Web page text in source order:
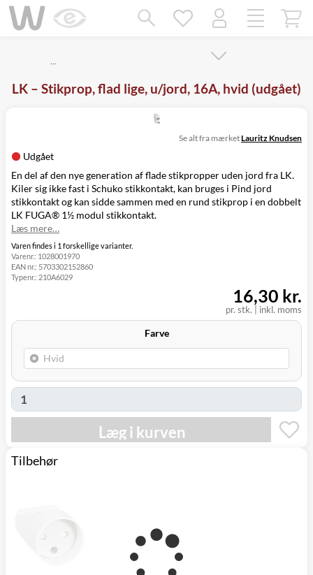
…
LK – Stikprop, flad lige, u/jord, 16A, hvid (udgået)
Udgået
Se alt fra mærketLauritz Knudsen
En del af den nye generation af flade stikpropper uden jord fra LK.
Kiler sig ikke fast i Schuko stikkontakt, kan bruges i Pind jord
stikkontakt og kan sidde sammen med en rund stikprop i en dobbelt
LK FUGA® 1½ modul stikkontakt.
Læs mere…
Varen findes i 1 forskellige varianter.
Varenr.: 1028001970
EAN nr.: 5703302152860
Typenr.: 210A6029
pr. stk. inkl. moms
16,30 kr.
Farve
Læg i kurven
Tilbehør
Mangler chatten?
Ret samtykke!